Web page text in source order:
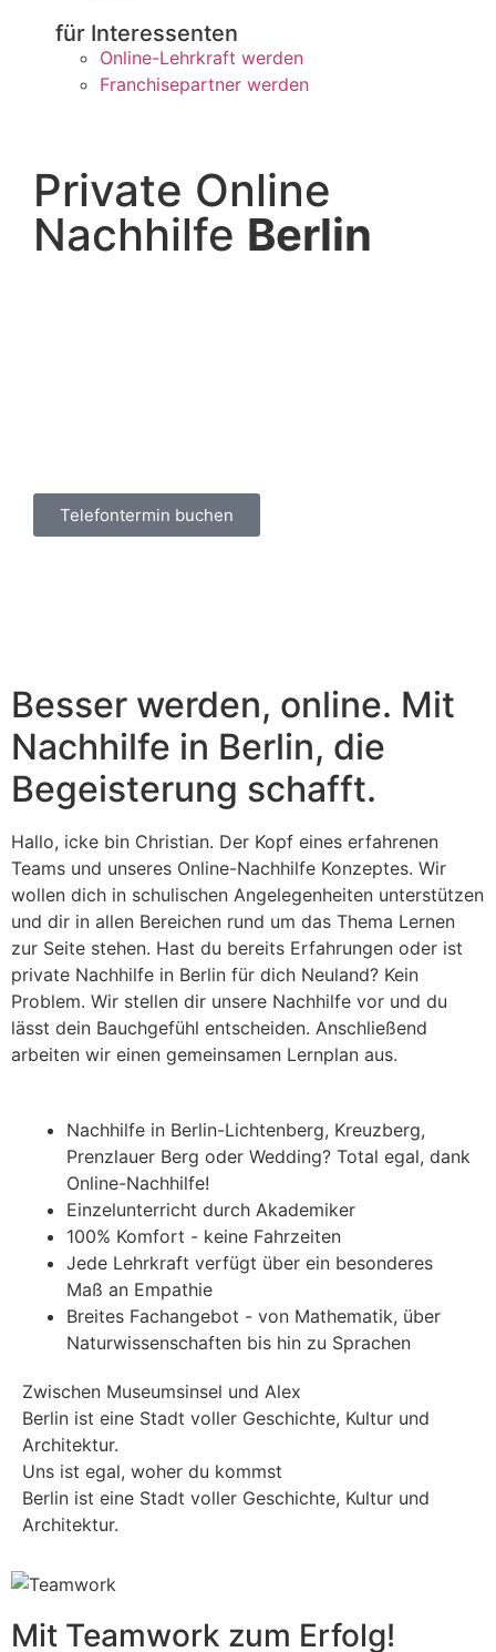
für Interessenten
Online-Lehrkraft werden
Franchisepartner werden
Private Online
Nachhilfe Berlin
Telefontermin buchen
Besser werden, online. Mit
Nachhilfe in Berlin, die
Begeisterung schafft.
Hallo, icke bin Christian. Der Kopf eines erfahrenen
Teams und unseres Online-Nachhilfe Konzeptes. Wir
wollen dich in schulischen Angelegenheiten unterstützen
und dir in allen Bereichen rund um das Thema Lernen
zur Seite stehen. Hast du bereits Erfahrungen oder ist
private Nachhilfe in Berlin für dich Neuland? Kein
Problem. Wir stellen dir unsere Nachhilfe vor und du
lässt dein Bauchgefühl entscheiden. Anschließend
arbeiten wir einen gemeinsamen Lernplan aus.
Nachhilfe in Berlin-Lichtenberg, Kreuzberg,
Prenzlauer Berg oder Wedding? Total egal, dank
Online-Nachhilfe!
Einzelunterricht durch Akademiker
100% Komfort - keine Fahrzeiten
Jede Lehrkraft verfügt über ein besonderes
Maß an Empathie
Breites Fachangebot - von Mathematik, über
Naturwissenschaften bis hin zu Sprachen
Zwischen Museumsinsel und Alex
Berlin ist eine Stadt voller Geschichte, Kultur und
Architektur.
Uns ist egal, woher du kommst
Berlin ist eine Stadt voller Geschichte, Kultur und
Architektur.
Mit Teamwork zum Erfolg!